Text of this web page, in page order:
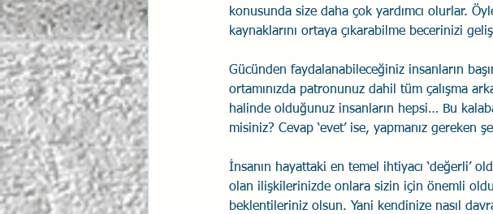
konusunda size daha çok yardımcı olurlar.
kaynaklarını ortaya çıkarabilme becerinizi
Gücünden faydalanabileceğiniz insanların
ortamınızda patronunuz dahil tüm çalışma
halinde olduğunuz insanların hepsi… Bu
misiniz? Cevap ‘evet’ ise, yapmanız
İnsanın hayattaki en temel ihtiyacı ‘değerli’
olan ilişkilerinizde onlara sizin için önemli
beklentileriniz olsun. Yani kendinize nasıl